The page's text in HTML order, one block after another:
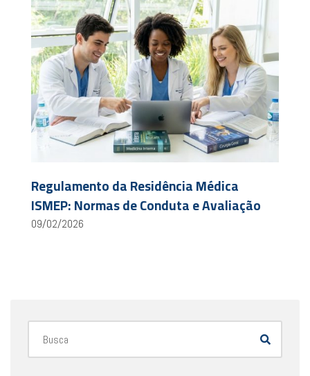
Regulamento da Residência Médica
ISMEP: Normas de Conduta e Avaliação
09/02/2026